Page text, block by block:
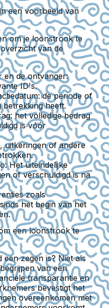
een voorbeeld van
om je loonstrook te
van de
en de ontvanger:
ID's.
de periode of
betrekking heeft.
het volledige bedrag
is vóór
uitkeringen of andere
Het uiteindelijke
of verschuldigd is na
zoals
het begin van het
een loonstrook te
zegen is? Niet als
van een
transparantie en
bevestigt het
overeenkomen met